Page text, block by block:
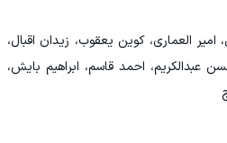
امیر العماری، کوین یعقوب، زیدان اقبال،
عبدالکریم، احمد قاسم، ابراهیم بایش،